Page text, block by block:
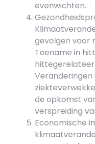
evenwichten.
gevolgen voor
Toename in
Veranderingen
de opkomst
verspreiding
Economische